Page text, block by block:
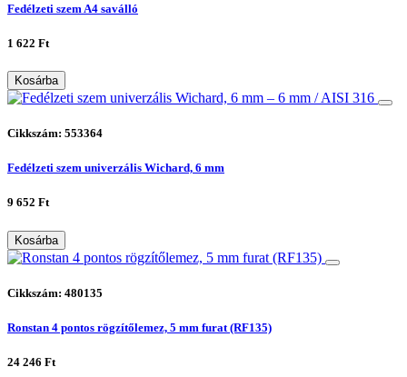
Fedélzeti szem A4 saválló
1 622 Ft
Kosárba
Cikkszám: 553364
Fedélzeti szem univerzális Wichard, 6 mm
9 652 Ft
Kosárba
Cikkszám: 480135
Ronstan 4 pontos rögzítőlemez, 5 mm furat (RF135)
24 246 Ft